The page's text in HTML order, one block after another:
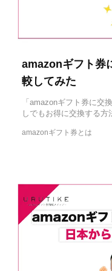
amazonギフト券
較してみた
「amazonギフト券に
しでもお得に交換する方
amazonギフト券とは